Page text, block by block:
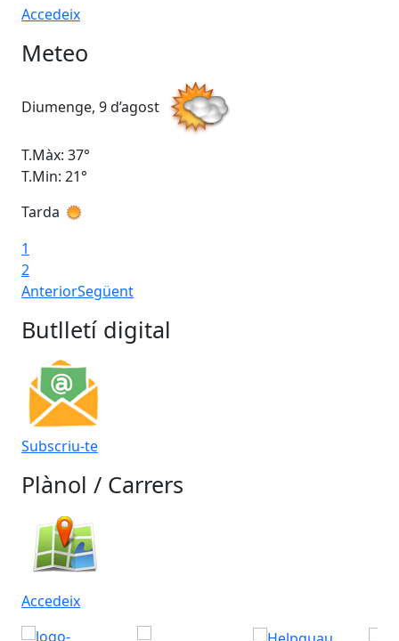
Accedeix
Meteo
Diumenge, 9 d’agost
T.Màx: 37°
T.Min: 21°
Tarda
1
2
AnteriorSegüent
Butlletí digital
Subscriu-te
Plànol / Carrers
Accedeix